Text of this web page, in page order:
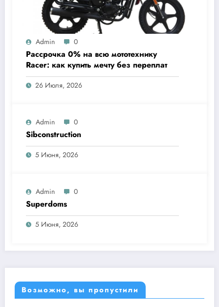
Admin 0
Рассрочка 0% на всю мототехнику
Racer: как купить мечту без переплат
26 Июля, 2026
Admin 0
Sibconstruction
5 Июня, 2026
Admin 0
Superdoms
5 Июня, 2026
Возможно, вы пропустили